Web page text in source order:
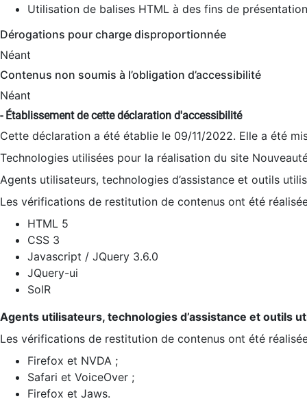
Utilisation de balises HTML à des fins de
Dérogations pour charge disproportionnée
Néant
Contenus non soumis à l’obligation d’accessibilité
Néant
- Établissement de cette déclaration d'accessibilité
Cette déclaration a été établie le 09/11/2022. Elle a été
Technologies utilisées pour la réalisation du site
Agents utilisateurs, technologies d’assistance et outils
Les vérifications de restitution de contenus ont été
HTML 5
CSS 3
Javascript / JQuery 3.6.0
JQuery-ui
SolR
Agents utilisateurs, technologies d’assistance et outils
Les vérifications de restitution de contenus ont été
Firefox et NVDA ;
Safari et VoiceOver ;
Firefox et Jaws.